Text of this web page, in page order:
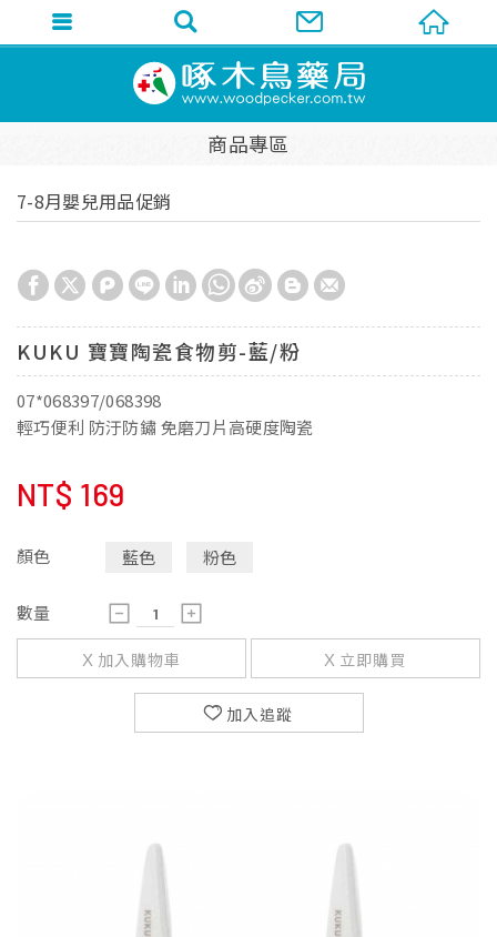
商品專區
7-8月嬰兒用品促銷
KUKU 寶寶陶瓷食物剪-藍/粉
07*068397/068398
輕巧便利 防汙防鏽 免磨刀片高硬度陶瓷
NT$ 169
顏色 藍色 粉色
數量
加入購物車 立即購買
加入追蹤